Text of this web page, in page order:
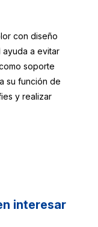
con diseño
ayuda a evitar
soporte
su función de
y realizar
interesar